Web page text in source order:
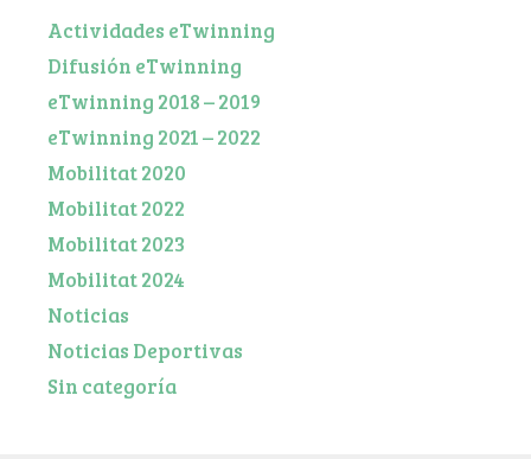
Actividades eTwinning
Difusión eTwinning
eTwinning 2018 – 2019
eTwinning 2021 – 2022
Mobilitat 2020
Mobilitat 2022
Mobilitat 2023
Mobilitat 2024
Noticias
Noticias Deportivas
Sin categoría